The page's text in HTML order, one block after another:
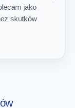
jako
skutków